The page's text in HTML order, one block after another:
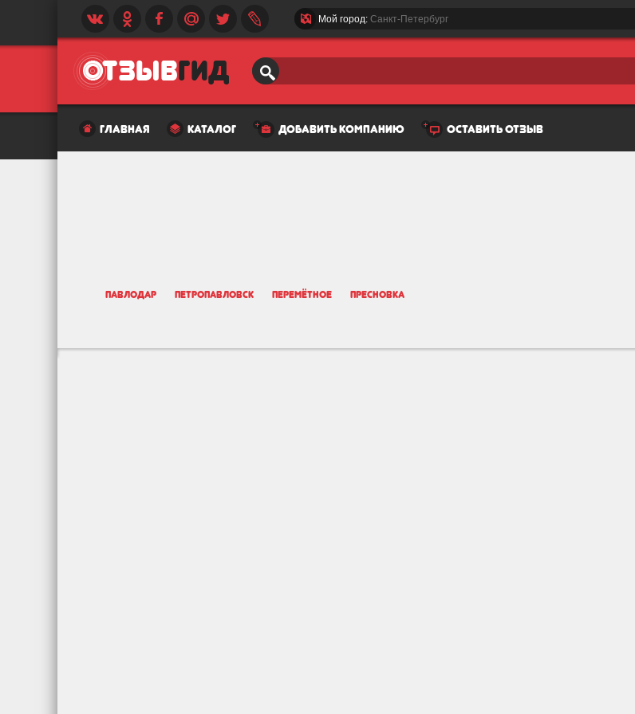
Мой город: Санкт-Петербург
главная каталог добавить компанию оставить отзыв
Павлодар Петропавловск Перемётное Пресновка